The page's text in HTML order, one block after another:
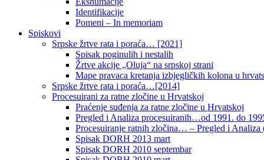
Identifikacije
Pomeni – In memoriam
Spiskovi
Srpske žrtve rata i poraća… [2021]
Spisak poginulih i nestalih
Žrtve akcije „Oluja“ na srpskoj strani
Mape pravaca kretanja izbjegličkih kolona u
Srpske žrtve rata i poraća…[2014]
Procesuirani za ratne zločine u Hrvatskoj
Praćenje suđenja za ratne zločine u Hrvatskoj
Pregled i Analiza procesuiranih…od 1991. do
Procesuiranje ratnih zločina… – Pregled i Analiza
Spisak DORH 2013 mart
Spisak DORH 2010 septembar